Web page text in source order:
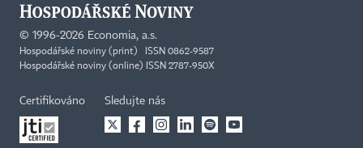
© 1996-2026 Economia, a.s.
Hospodářské noviny (print) ISSN 0862-9587
Hospodářské noviny (online) ISSN 2787-950X
Certifikováno Sledujte nás